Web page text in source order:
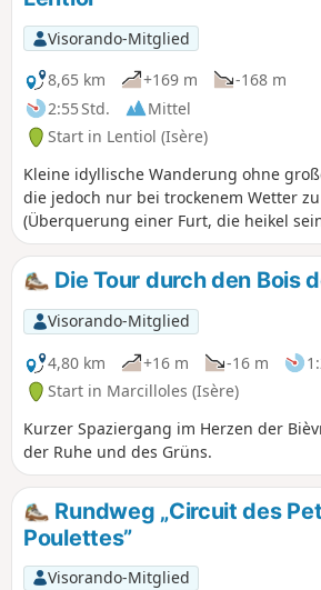
eines Hauses an der Kreuzung von
Schöner Blick auf das Chartreuse-Massiv
beim Durchqueren der Ebene.
Wanderung dank der
Landschaften: Wald, Teiche usw. AN ALLE
WANDERER (SES), DIE MEINE
WANDERROUTEN BEWÄLTIGEN: Ihr könnt
Fotos hochladen und dabei den
der Route angeben.
Visorando-Mitglied
8,65 km
+169 m
-168 m
2:55 Std.
Mittel
Start in Lentiol (Isère)
Kleine idyllische Wanderung ohne
die jedoch nur bei trockenem Wetter
(Überquerung einer Furt, die heikel
Die Tour durch den Bois
Visorando-Mitglied
4,80 km
+16 m -16 m
Start in Marcilloles (Isère)
Kurzer Spaziergang im Herzen der
der Ruhe und des Grüns.
Rundweg „Circuit des
Poulettes”
Visorando-Mitglied